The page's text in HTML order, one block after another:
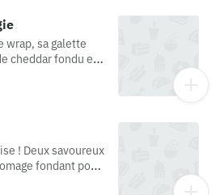
wrap, sa galette
cheddar fondu et
bien sûr,
! Deux savoureux
fondant pour
bouchée…